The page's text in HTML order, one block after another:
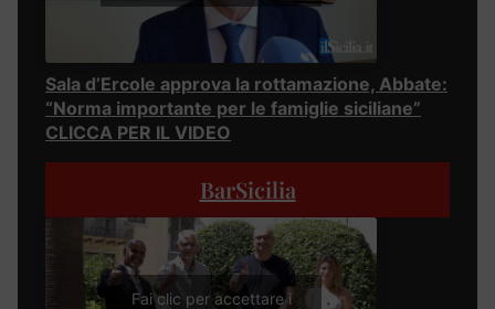
Sala d’Ercole approva la rottamazione, Abbate:
“Norma importante per le famiglie siciliane”
CLICCA PER IL VIDEO
BarSicilia
Fai clic per accettare i